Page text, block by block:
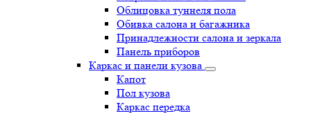
Облицовка туннеля пола
Обивка салона и багажника
Принадлежности салона и зеркала
Панель приборов
Каркас и панели кузова
Капот
Пол кузова
Каркас передка